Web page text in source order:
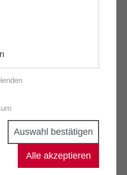
Information
Effizienz und
Auswahl bestätigen
Alle akzeptieren